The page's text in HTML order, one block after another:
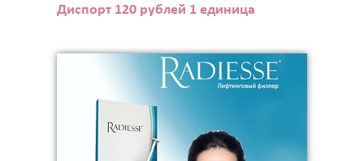
Диспорт 120 рублей 1 единица